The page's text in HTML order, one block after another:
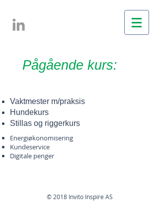
Pågående kurs:
Vaktmester m/praksis
Hundekurs
Stillas og riggerkurs
Energiøkonomisering
Kundeservice
Digitale penger
© 2018 Invito Inspire AS